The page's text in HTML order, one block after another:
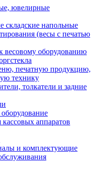
ювелирные
складские напольные
(весы с печатью
оборудованию
печатную продукцию,
технику
толкатели и задние
аппаратов
и комплектующие